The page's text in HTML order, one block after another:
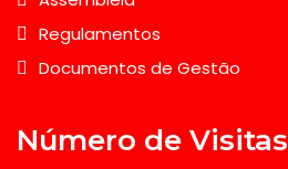
Regulamentos
Documentos de Gestão
Número de Visitas